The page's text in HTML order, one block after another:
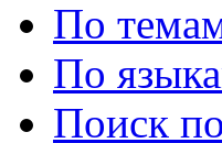
По
По
Поиск